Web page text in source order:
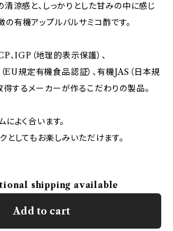
清涼感と、しっかりとした甘みの中に感じ
有機アップルバルサミコ酢です。
、IGP（地理的表示保護）、
規定有機食品認証）、有機JAS（日本規
するメーカーが作るこだわりの製品。
によく合います。
としてもお楽しみいただけます。
shipping available
Add to cart